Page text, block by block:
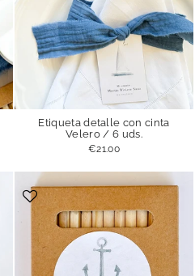
Etiqueta detalle con cinta
Velero / 6 uds.
€21.00